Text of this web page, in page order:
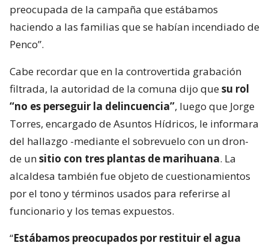
preocupada de la campaña que estábamos
haciendo a las familias que se habían incendiado de
Penco”.
Cabe recordar que en la controvertida grabación
filtrada, la autoridad de la comuna dijo quesu rol
“no es perseguir la delincuencia”, luego que Jorge
Torres, encargado de Asuntos Hídricos, le informara
del hallazgo -mediante el sobrevuelo con un dron-
de unsitio con tres plantas de marihuana. La
alcaldesa también fue objeto de cuestionamientos
por el tono y términos usados para referirse al
funcionario y los temas expuestos.
“Estábamos preocupados por restituir el agua